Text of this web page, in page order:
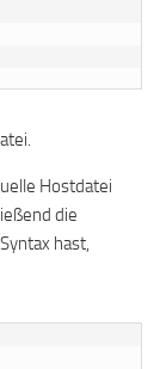
Hostdatei
die
hast,